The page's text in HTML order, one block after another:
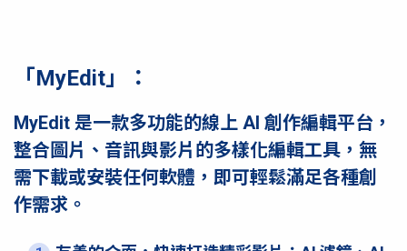
「MyEdit」：
MyEdit 是一款多功能的線上 AI 創作編輯平台，
整合圖片、音訊與影片的多樣化編輯工具，無
需下載或安裝任何軟體，即可輕鬆滿足各種創
作需求。